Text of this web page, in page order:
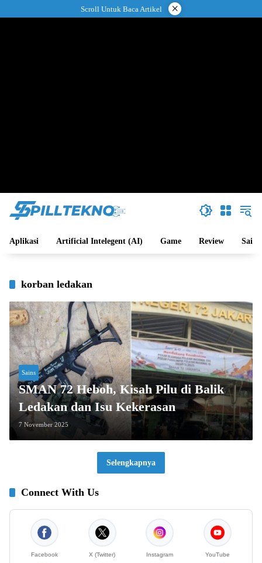
ke
Scroll Untuk Baca Artikel ×
Aplikasi Artificial Intelegent (AI) Game Review Sains
korban ledakan
Sains
SMAN 72 Heboh, Kisah Pilu di Balik
Ledakan dan Isu Kekerasan
7 November 2025
Selengkapnya
Connect With Us
Facebook X (Twitter) Instagram YouTube